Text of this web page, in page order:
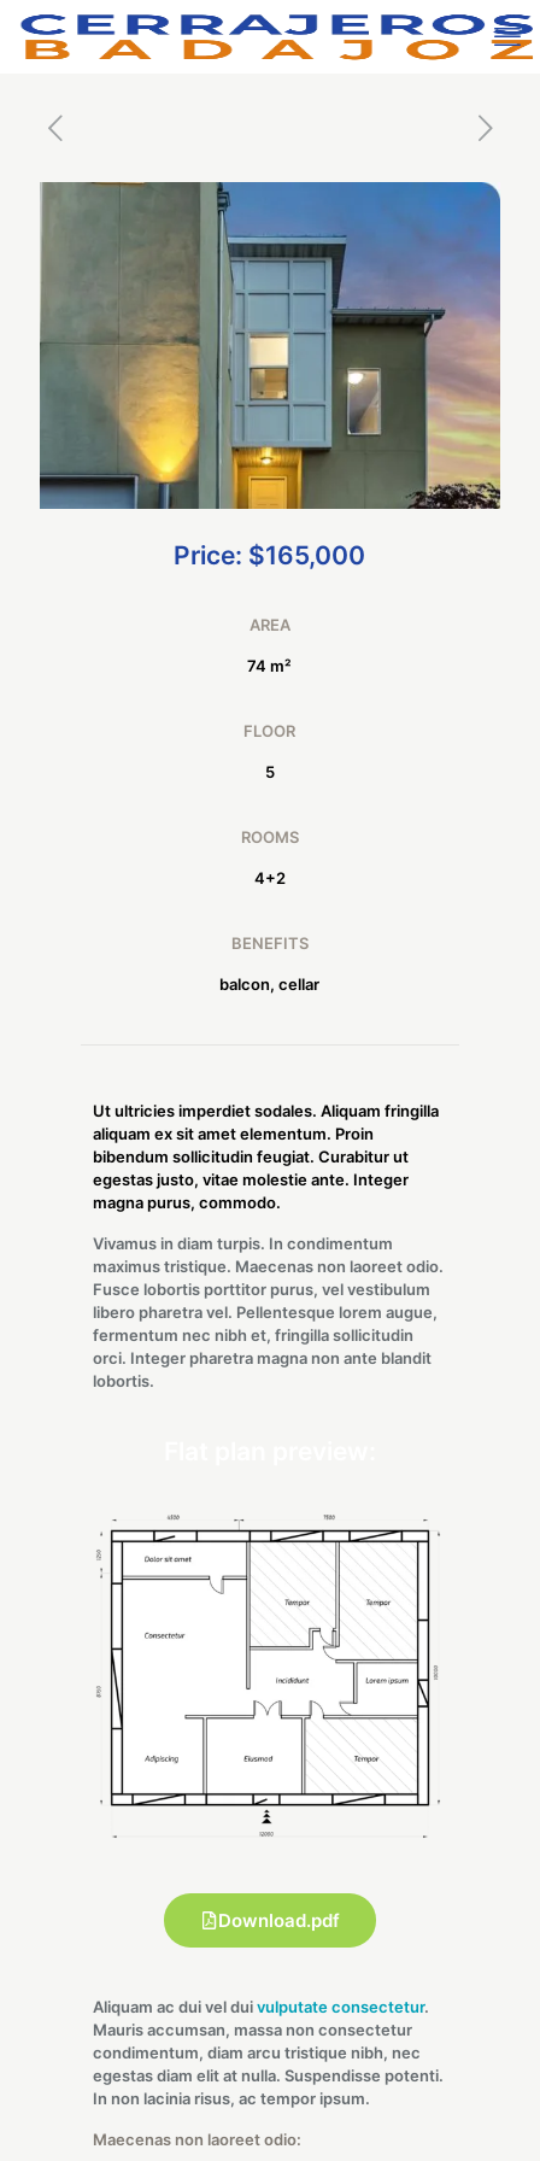
Price: $165,000
AREA
74 m²
FLOOR
5
ROOMS
4+2
BENEFITS
balcon, cellar
Ut ultricies imperdiet sodales. Aliquam fringilla
aliquam ex sit amet elementum. Proin
bibendum sollicitudin feugiat. Curabitur ut
egestas justo, vitae molestie ante. Integer
magna purus, commodo.
Vivamus in diam turpis. In condimentum
maximus tristique. Maecenas non laoreet odio.
Fusce lobortis porttitor purus, vel vestibulum
libero pharetra vel. Pellentesque lorem augue,
fermentum nec nibh et, fringilla sollicitudin
orci. Integer pharetra magna non ante blandit
lobortis.
Download.pdf
Aliquam ac dui vel duivulputate consectetur.
Mauris accumsan, massa non consectetur
condimentum, diam arcu tristique nibh, nec
egestas diam elit at nulla. Suspendisse potenti.
In non lacinia risus, ac tempor ipsum.
Maecenas non laoreet odio: